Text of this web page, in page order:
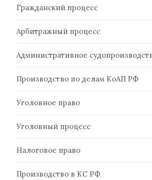
Гражданский процесс
Арбитражный процесс
Административное
Производство по делам КоАП РФ
Уголовное право
Уголовный процесс
Налоговое право
Производство в КС РФ